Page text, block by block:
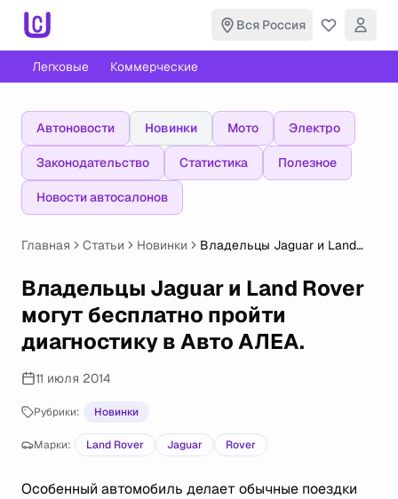
Вся Россия
Легковые Коммерческие
Автоновости Новинки Мото Электро
Законодательство Статистика Полезное
Новости автосалонов
Главная Статьи Новинки
Владельцы Jaguar и Land
пройти диагностику в Авто
АЛЕА.
Владельцы Jaguar и Land Rover
могут бесплатно пройти
диагностику в Авто АЛЕА.
11 июля 2014
Рубрики: Новинки
Марки: Land Rover Jaguar Rover
Особенный автомобиль делает обычные поездки